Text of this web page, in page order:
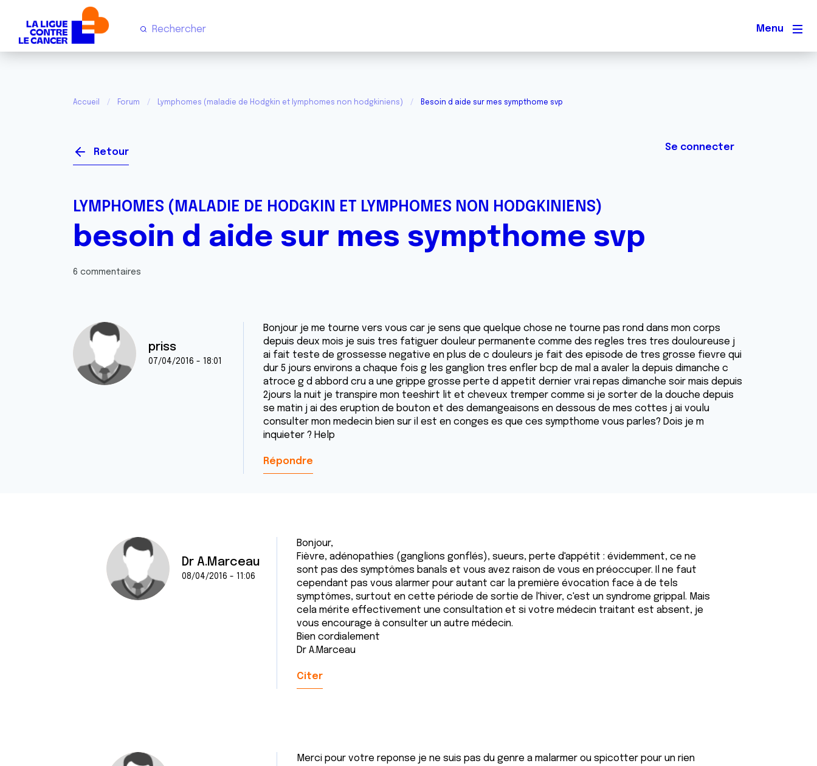
Menu
Accueil Forum Lymphomes (maladie de Hodgkin et lymphomes non hodgkiniens) Besoin d aide sur mes sympthome svp
Retour Se connecter
LYMPHOMES (MALADIE DE HODGKIN ET LYMPHOMES NON HODGKINIENS)
besoin d aide sur mes sympthome svp
6 commentaires
priss
07/04/2016 - 18:01
Bonjour je me tourne vers vous car je sens que quelque chose ne tourne pas rond dans mon corps
depuis deux mois je suis tres fatiguer douleur permanente comme des regles tres tres douloureuse j
ai fait teste de grossesse negative en plus de c douleurs je fait des episode de tres grosse fievre qui
dur 5 jours environs a chaque fois g les ganglion tres enfler bcp de mal a avaler la depuis dimanche c
atroce g d abbord cru a une grippe grosse perte d appetit dernier vrai repas dimanche soir mais depuis
2jours la nuit je transpire mon teeshirt lit et cheveux tremper comme si je sorter de la douche depuis
se matin j ai des eruption de bouton et des demangeaisons en dessous de mes cottes j ai voulu
consulter mon medecin bien sur il est en conges es que ces sympthome vous parles? Dois je m
inquieter ? Help
Répondre
Dr A.Marceau
08/04/2016 - 11:06
Bonjour,
Fièvre, adénopathies (ganglions gonflés), sueurs, perte d'appétit : évidemment, ce ne
sont pas des symptômes banals et vous avez raison de vous en préoccuper. Il ne faut
cependant pas vous alarmer pour autant car la première évocation face à de tels
symptômes, surtout en cette période de sortie de l'hiver, c'est un syndrome grippal. Mais
cela mérite effectivement une consultation et si votre médecin traitant est absent, je
vous encourage à consulter un autre médecin.
Bien cordialement
Dr A.Marceau
Citer
Merci pour votre reponse je ne suis pas du genre a malarmer ou spicotter pour un rien